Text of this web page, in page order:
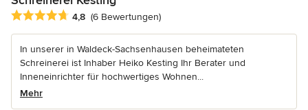
Durchschnittliche Bewertung: 4.8 von 5 Sternen
4,8 (6 Bewertungen)
In unserer in Waldeck-Sachsenhausen beheimateten
Schreinerei ist Inhaber Heiko Kesting Ihr Berater und
Inneneinrichter für hochwertiges Wohnen...
Mehr